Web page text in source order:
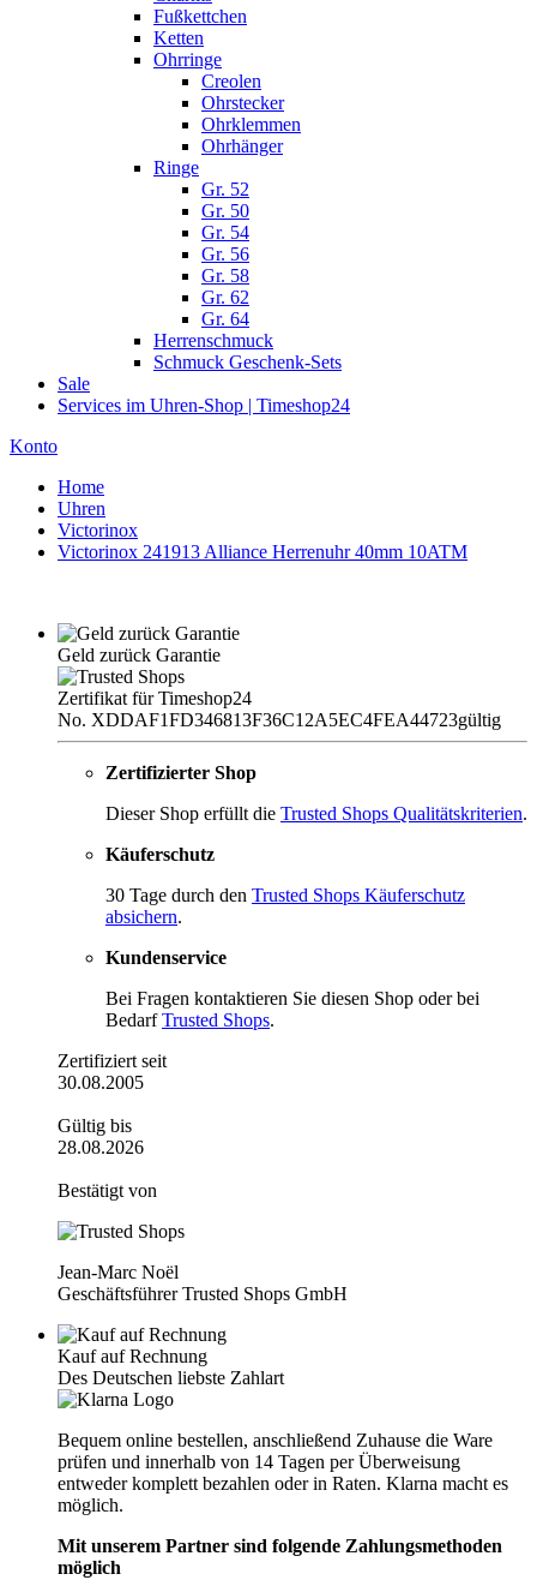
Fußkettchen
Ketten
Ohrringe
Creolen
Ohrstecker
Ohrklemmen
Ohrhänger
Ringe
Gr. 52
Gr. 50
Gr. 54
Gr. 56
Gr. 58
Gr. 62
Gr. 64
Herrenschmuck
Schmuck Geschenk-Sets
Sale
Services im Uhren-Shop | Timeshop24
Konto
Home
Uhren
Victorinox
Victorinox 241913 Alliance Herrenuhr 40mm 10ATM
Geld zurück Garantie
Zertifikat für Timeshop24
No. XDDAF1FD346813F36C12A5EC4FEA44723gültig
Zertifizierter Shop
Dieser Shop erfüllt die Trusted Shops Qualitätskriterien.
Käuferschutz
30 Tage durch den Trusted Shops Käuferschutz
absichern.
Kundenservice
Bei Fragen kontaktieren Sie diesen Shop oder bei
BedarfTrusted Shops.
Zertifiziert seit
30.08.2005
Gültig bis
28.08.2026
Bestätigt von
Jean-Marc Noël
Geschäftsführer Trusted Shops GmbH
Kauf auf Rechnung
Des Deutschen liebste Zahlart
Bequem online bestellen, anschließend Zuhause die Ware
prüfen und innerhalb von 14 Tagen per Überweisung
entweder komplett bezahlen oder in Raten. Klarna macht es
möglich.
Mit unserem Partner sind folgende Zahlungsmethoden
möglich